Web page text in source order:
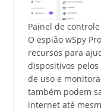
Painel de controle
O espião wSpy
recursos para
dispositivos
de uso e
também podem
internet até